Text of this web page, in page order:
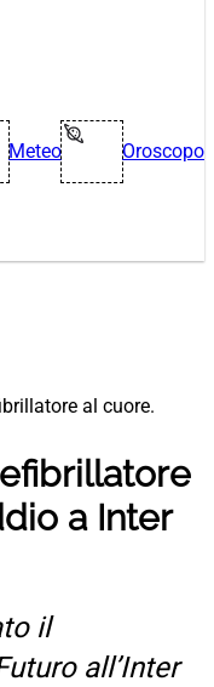
Meteo Oroscopo
al cuore.
a Inter
il
all’Inter